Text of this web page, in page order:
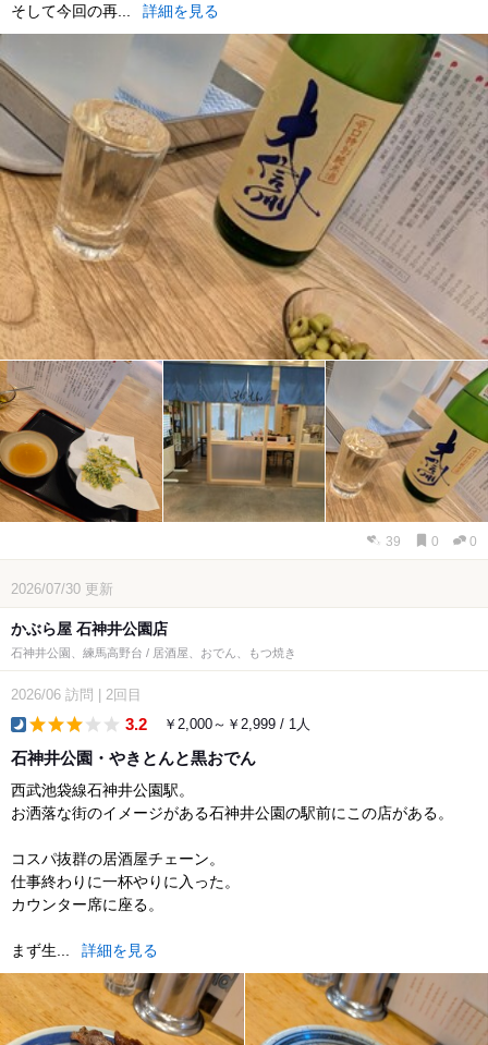
そして今回の再... 詳細を見る
39 0 0
2026/07/30 更新
かぶら屋 石神井公園店
石神井公園、練馬高野台 / 居酒屋、おでん、もつ焼き
2026/06 訪問 2回目
3.2 ￥2,000～￥2,999 / 1人
石神井公園・やきとんと黒おでん
西武池袋線石神井公園駅。
お洒落な街のイメージがある石神井公園の駅前にこの店がある。
コスパ抜群の居酒屋チェーン。
仕事終わりに一杯やりに入った。
カウンター席に座る。
まず生... 詳細を見る